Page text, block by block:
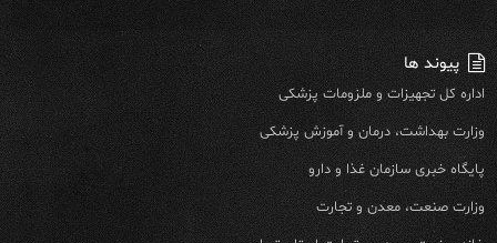
پیوند ها
اداره کل تجهیزات و ملزومات پزشکی
وزارت بهداشت، درمان و آموزش پزشکی
پایگاه خبری سازمان غذا و دارو
وزارت صنعت، معدن و تجارت